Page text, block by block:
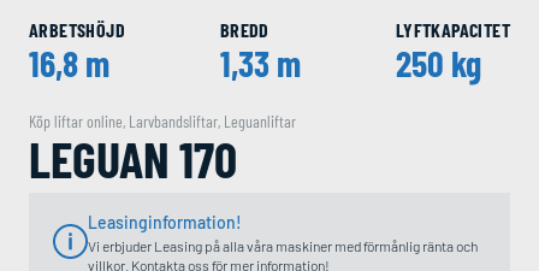
ARBETSHÖJD
16,8 m
BREDD
1,33 m
LYFTKAPACITET
250 kg
Köp liftar online, Larvbandsliftar, Leguanliftar
LEGUAN 170
Leasinginformation!
Vi erbjuder Leasing på alla våra maskiner med förmånlig ränta och
villkor. Kontakta oss för mer information!